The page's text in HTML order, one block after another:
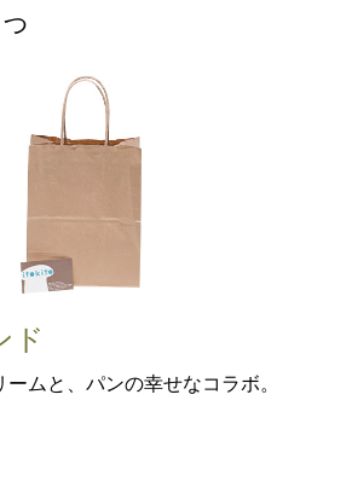
ド
ムと、パンの幸せなコラボ。